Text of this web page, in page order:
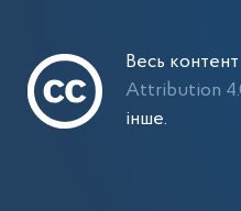
Весь
Attribution
інше.